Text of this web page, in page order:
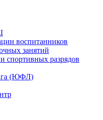
воспитанников
занятий
спортивных разрядов
(ЮФЛ)